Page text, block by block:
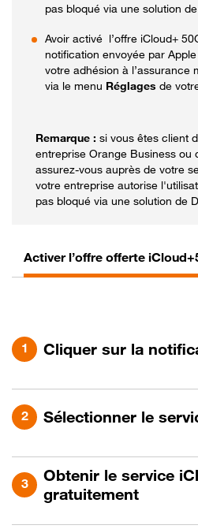
pas bloqué via une solution
Avoir activé l’offre iCloud+
notification envoyée par
votre adhésion à l’assurance
via le menu Réglages de
si vous êtes client
entreprise Orange Business ou
assurez-vous auprès de votre
votre entreprise autorise
pas bloqué via une solution de
Activer l’offre offerte
Cliquer sur la
Sélectionner le
Obtenir le service
gratuitement